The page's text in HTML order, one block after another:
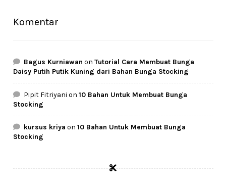
Komentar
Bagus Kurniawan onTutorial Cara Membuat Bunga
Daisy Putih Putik Kuning dari Bahan Bunga Stocking
Pipit Fitriyani on10 Bahan Untuk Membuat Bunga
Stocking
kursus kriya on10 Bahan Untuk Membuat Bunga
Stocking